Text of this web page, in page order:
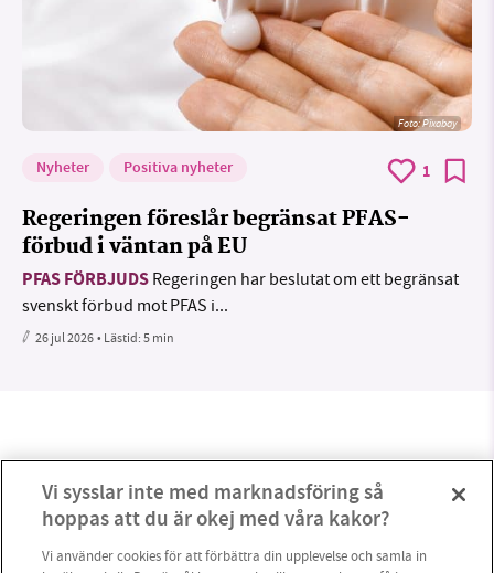
Foto:Pixabay
Nyheter Positiva nyheter 1
Regeringen föreslår begränsat PFAS-
förbud i väntan på EU
PFAS FÖRBJUDS Regeringen har beslutat om ett begränsat
svenskt förbud mot PFAS i...
26 jul 2026• Lästid:5 min
Vi sysslar inte med marknadsföring så
hoppas att du är okej med våra kakor?
Vi använder cookies för att förbättra din upplevelse och samla in